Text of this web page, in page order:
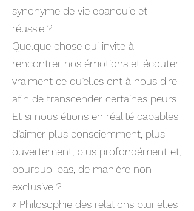
synonyme de vie épanouie et
réussie ?
Quelque chose qui invite à
rencontrer nos émotions et écouter
vraiment ce qu’elles ont à nous dire
afin de transcender certaines peurs.
Et si nous étions en réalité capables
d’aimer plus consciemment, plus
ouvertement, plus profondément et,
pourquoi pas, de manière non-
exclusive ?
« Philosophie des relations plurielles